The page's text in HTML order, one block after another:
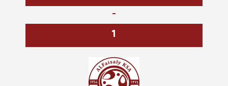
-
1